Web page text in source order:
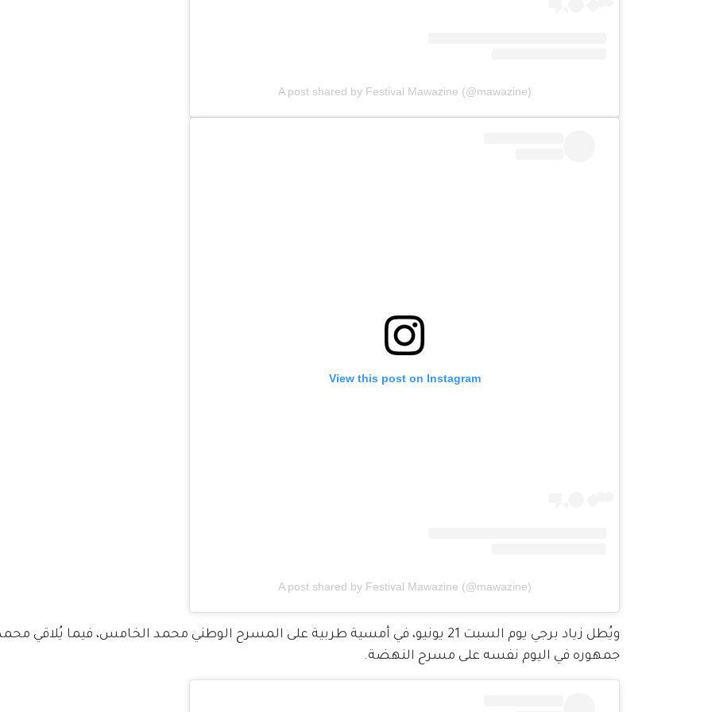
A post shared by Festival Mawazine (@mawazine)
View this post on Instagram
A post shared by Festival Mawazine (@mawazine)
ويُطل زياد برجي يوم السبت 21 يونيو، في أمسية طربية على المسرح الوطني محمد الخامس، فيما يُلاقي
جمهوره في اليوم نفسه على مسرح النهضة.